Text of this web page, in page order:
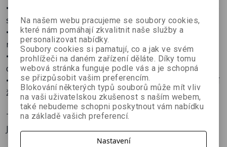
• Miliony žen přišly zbytečně o zdravé vaječníky, protože
se dlouho ignorovalo skutečné místo vzniku rakoviny.
• Rutinní podávání antibiotik ničí mikrobiom a zvyšuje
riziko obezity, astmatu, diabetu a duševních poruch.
• Vejce a cholesterol se nestaly obětním beránkem kvůli
důkazům, ale vínem hlasitých jednotlivců.
• Hormonální substituční terapie může udělat pro zdraví
žen nad padesát let víc než kteříkoli jiný lék v historii.
Tato kniha není útokem na vědu.
Je možné dostát jejím ideálům.
Na našem webu pracujeme se soubory cookies,
které nám pomáhají zkvalitnit naše služby a
personalizovat nabídky.
Soubory cookies si pamatují, co a jak ve svém
prohlížeči na daném zařízení děláte. Díky tomu
webová stránka funguje podle vás a je schopná
se přizpůsobit vašim preferencím.
Blokování některých typů souborů může mít vliv
na vaši uživatelskou zkušenost s naším webem,
také nebudeme schopni poskytnout vám nabídku
na základě vašich preferencí.
Nastavení